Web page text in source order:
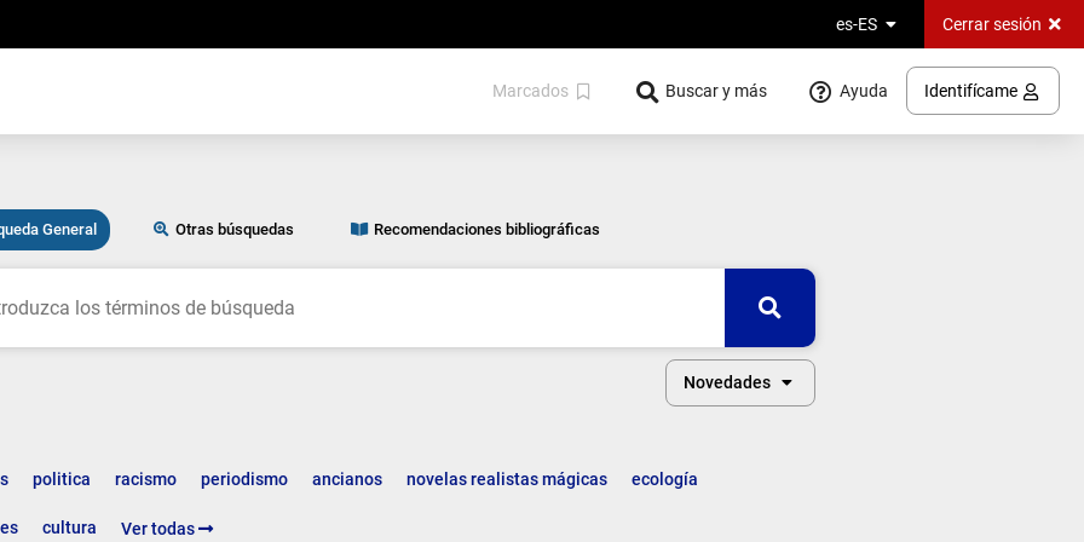
es-ES Cerrar sesión
Marcados Buscar y más Ayuda Identifícame
General Otras búsquedas Recomendaciones bibliográficas
Buscar
Novedades
politica racismo periodismo ancianos novelas realistas mágicas ecología
cultura Ver todas